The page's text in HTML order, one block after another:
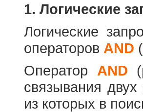
1. Логические
Логические
операторов AND (
Оператор AND
связывания
из которых в